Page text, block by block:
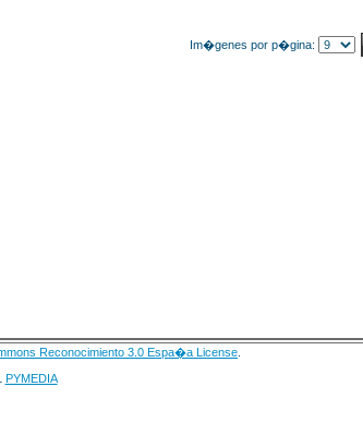
Im�genes por p�gina:
Reconocimiento 3.0 Espa�a License
PYMEDIA